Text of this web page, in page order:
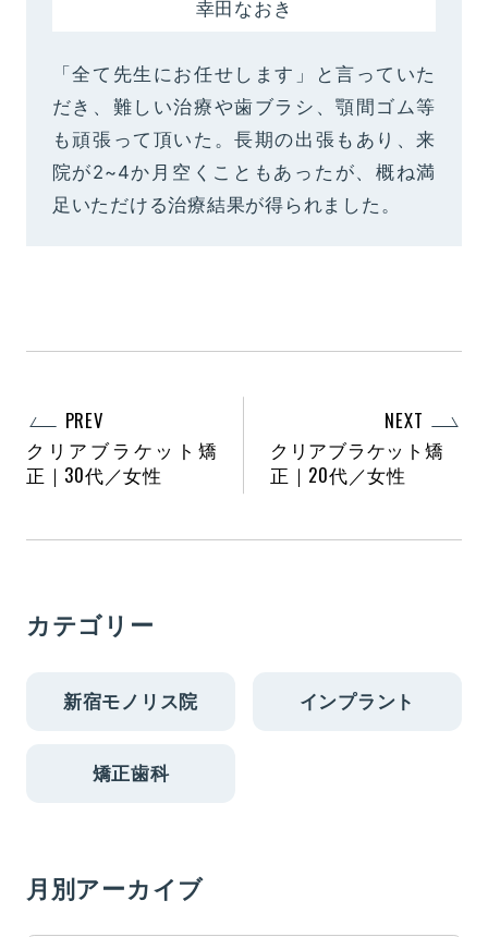
幸田なおき
「全て先生にお任せします」と言っていた
だき、難しい治療や歯ブラシ、顎間ゴム等
も頑張って頂いた。長期の出張もあり、来
院が2~4か月空くこともあったが、概ね満
足いただける治療結果が得られました。
PREV
クリアブラケット矯
正｜30代／女性
NEXT
クリアブラケット矯
正｜20代／女性
カテゴリー
新宿モノリス院 インプラント
矯正歯科
月別アーカイブ